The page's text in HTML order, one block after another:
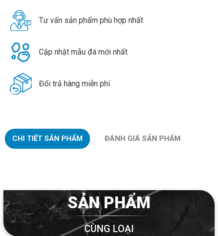
Tư vấn sản phẩm phù hợp nhất
Cập nhật mẫu đá mới nhất
Đổi trả hàng miễn phí
CHI TIẾT SẢN PHẨM ĐÁNH GIÁ SẢN PHẨM
SẢN PHẨM
CÙNG LOẠI